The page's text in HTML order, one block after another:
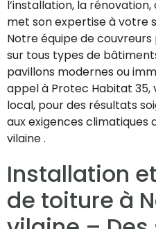
l’installation, la
met son expertise à votre
Notre équipe de
sur tous types de
pavillons modernes ou
appel à Protec Habitat
local, pour des résultats
aux exigences climatiques
vilaine .
Installation
de toiture à